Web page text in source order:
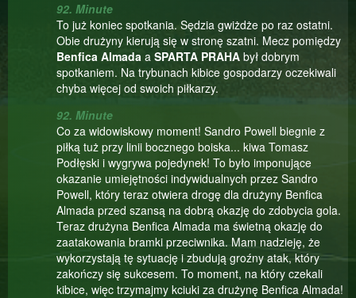
92. Minute
To już koniec spotkania. Sędzia gwiżdże po raz ostatni.
Obie drużyny kierują się w stronę szatni. Mecz pomiędzy
Benfica Almada a SPARTA PRAHA był dobrym
spotkaniem. Na trybunach kibice gospodarzy oczekiwali
chyba więcej od swoich piłkarzy.
92. Minute
Co za widowiskowy moment! Sandro Powell biegnie z
piłką tuż przy linii bocznego boiska... kiwa Tomasz
Podłęski i wygrywa pojedynek! To było imponujące
okazanie umiejętności indywidualnych przez Sandro
Powell, który teraz otwiera drogę dla drużyny Benfica
Almada przed szansą na dobrą okazję do zdobycia gola.
Teraz drużyna Benfica Almada ma świetną okazję do
zaatakowania bramki przeciwnika. Mam nadzieję, że
wykorzystają tę sytuację i zbudują groźny atak, który
zakończy się sukcesem. To moment, na który czekali
kibice, więc trzymajmy kciuki za drużynę Benfica Almada!